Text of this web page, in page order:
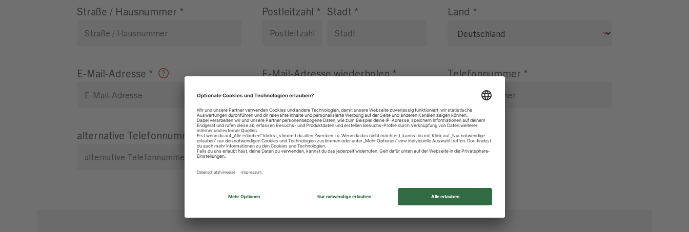
Straße / Hausnummer * Postleitzahl * Stadt * Land *
E-Mail-Adresse * E-Mail-Adresse wiederholen * Telefonnummer *
alternative Telefonnummer